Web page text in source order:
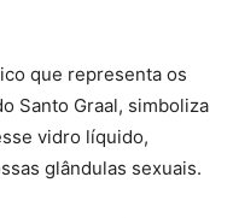
que representa os
Santo Graal, simboliza
vidro líquido,
glândulas sexuais.